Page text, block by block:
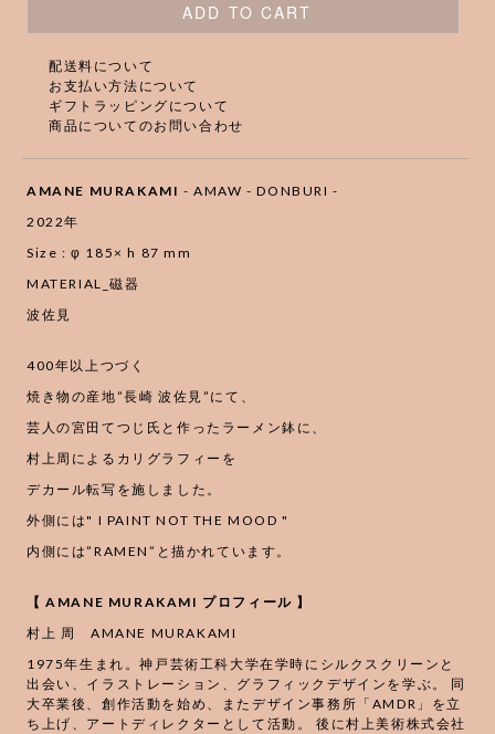
ADD TO CART
配送料について
お支払い方法について
ギフトラッピングについて
商品についてのお問い合わせ
AMANE MURAKAMI - AMAW - DONBURI -
2022年
Size : φ 185× h 87 mm
MATERIAL_磁器
波佐見
400年以上つづく
焼き物の産地”長崎 波佐見”にて、
芸人の宮田てつじ氏と作ったラーメン鉢に、
村上周によるカリグラフィーを
デカール転写を施しました。
外側には" I PAINT NOT THE MOOD "
内側には”RAMEN”と描かれています。
【 AMANE MURAKAMI プロフィール 】
村上 周 AMANE MURAKAMI
1975年生まれ。神戸芸術工科大学在学時にシルクスクリーンと
出会い、イラストレーション、グラフィックデザインを学ぶ。 同
大卒業後、創作活動を始め、またデザイン事務所「AMDR」を立
ち上げ、アートディレクターとして活動。 後に村上美術株式会社